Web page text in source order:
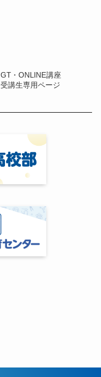
GT・ONLINE講座
受講生専用ページ